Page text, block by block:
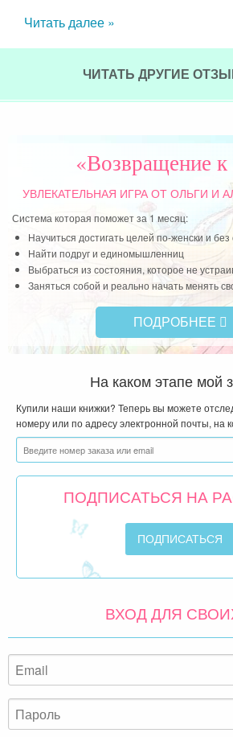
в
Читать далее »
ЧИТАТЬ ДРУГИЕ
«Возвращение к
УВЛЕКАТЕЛЬНАЯ ИГРАОТ ОЛЬГИ И
Система которая поможет за 1 месяц:
Научиться достигать целей по-женски и без
Найти подруг и единомышленниц
Выбраться из состояния, которое не
Заняться собой и реально начать менять
ПОДРОБНЕЕ
На каком этапе мой
Купили наши книжки? Теперь вы можете
номеру или по адресу электронной почты, на
ПОДПИСАТЬСЯ НА
ВХОД ДЛЯ